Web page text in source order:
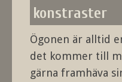
konstraster
Ögonen är alltid
det kommer till
gärna framhäva